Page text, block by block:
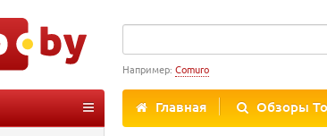
Например: Comuro
Главная Обзоры